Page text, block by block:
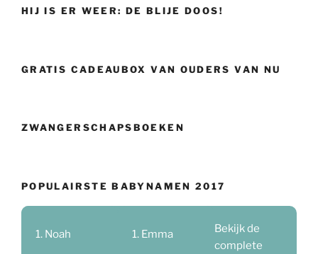
HIJ IS ER WEER: DE BLIJE DOOS!
GRATIS CADEAUBOX VAN OUDERS VAN NU
ZWANGERSCHAPSBOEKEN
POPULAIRSTE BABYNAMEN 2017
Noah Emma
Bekijk de
complete